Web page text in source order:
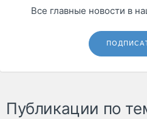
Все главные новости в
Публикации по